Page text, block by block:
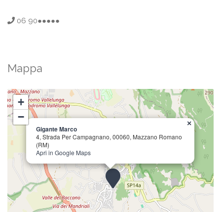
06 90●●●●●
Mappa
Gigante Marco
4, Strada Per Campagnano, 00060, Mazzano Romano
(RM)
Apri in Google Maps
×
+
−